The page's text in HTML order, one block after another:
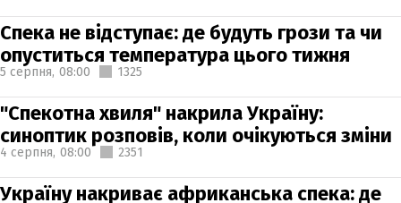
Спека не відступає: де будуть грози та чи
опуститься температура цього тижня
5 серпня, 08:00 1325
"Спекотна хвиля" накрила Україну:
синоптик розповів, коли очікуються зміни
4 серпня, 08:00 2351
Україну накриває африканська спека: де